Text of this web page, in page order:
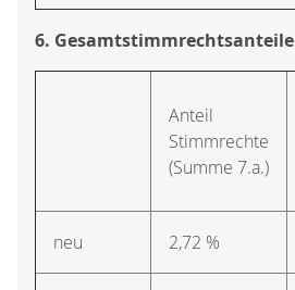
6. Gesamtstimmrechtsanteile
Anteil
Stimmrechte
(Summe 7.a.)
neu 2,72 %